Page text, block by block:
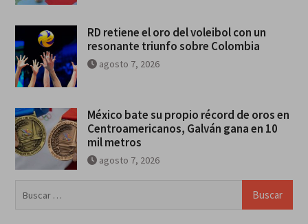
RD retiene el oro del voleibol con un
resonante triunfo sobre Colombia
agosto 7, 2026
México bate su propio récord de oros en
Centroamericanos, Galván gana en 10
mil metros
agosto 7, 2026